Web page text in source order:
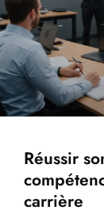
Réussir
carrière